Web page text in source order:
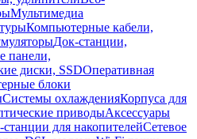
Мультимедиа
Компьютерные кабели,
Док-станции,
панели,
диски, SSDОперативная
блоки
Системы охлажденияКорпуса для
приводыАксессуары
для накопителейСетевое